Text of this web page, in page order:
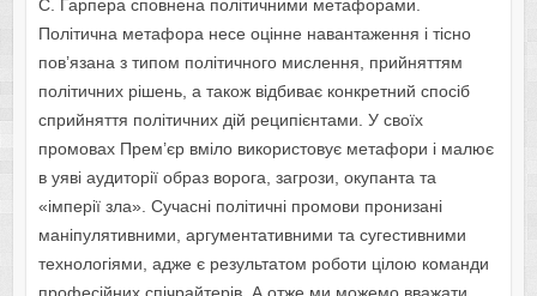
С. Гарпера сповнена політичними метафорами.
Політична метафора несе оцінне навантаження і тісно
пов’язана з типом політичного мислення, прийняттям
політичних рішень, а також відбиває конкретний спосіб
сприйняття політичних дій реципієнтами. У своїх
промовах Прем’єр вміло використовує метафори і малює
в уяві аудиторії образ ворога, загрози, окупанта та
«імперії зла». Сучасні політичні промови пронизані
маніпулятивними, аргументативними та сугестивними
технологіями, адже є результатом роботи цілою команди